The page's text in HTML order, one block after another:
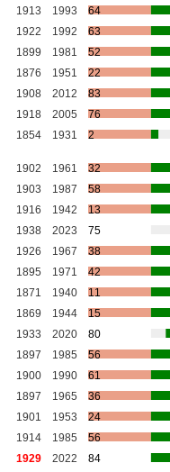
1913 1993
64
1922 1992
63
1899 1981
52
1876 1951
22
1908 2012
83
1918 2005
76
1854 1931 2
1902 1961
32
1903 1987
58
1916 1942
13
1938 2023
75
1926 1967
38
1895 1971
42
1871 1940
11
1869 1944
15
1933 2020
80
1897 1985
56
1900 1990
61
1897 1965
36
1901 1953
24
1914 1985
56
1929 2022
84